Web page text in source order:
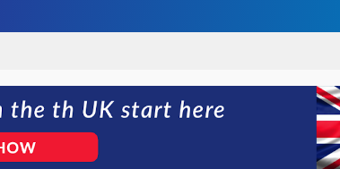
Pelepasan Siswa Kelas XII